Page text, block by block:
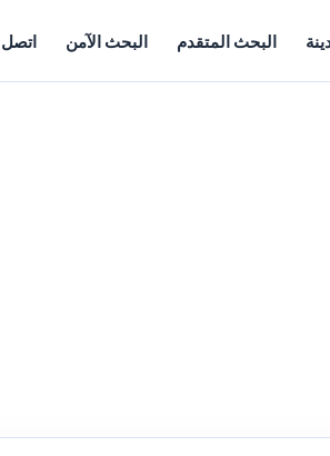
البحث المتقدم البحث الآمن اتصل